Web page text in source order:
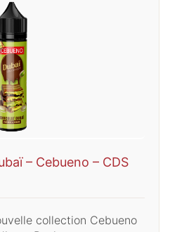
– Cebueno – CDS
collection Cebueno